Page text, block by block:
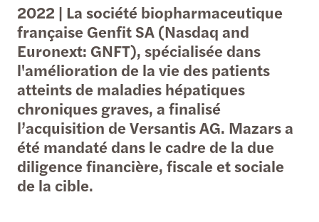
2022 | La société biopharmaceutique
française Genfit SA (Nasdaq and
Euronext: GNFT), spécialisée dans
l'amélioration de la vie des patients
atteints de maladies hépatiques
chroniques graves, a finalisé
l’acquisition de Versantis AG. Mazars a
été mandaté dans le cadre de la due
diligence financière, fiscale et sociale
de la cible.